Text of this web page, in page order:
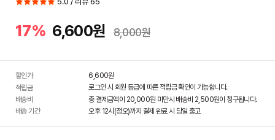
17% 6,600원 8,000원
할인가 6,600원
적립금
로그인 시 회원 등급에 따른 적립금 확인이 가능합니다.
배송비
총 결제금액이 20,000원 미만시 배송비 2,500원이 청구됩니다.
배송 기간
오후 12시(정오)까지 결제 완료 시 당일 출고